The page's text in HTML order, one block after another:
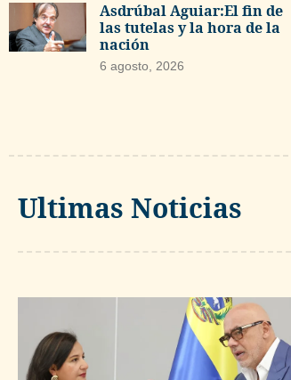
Asdrúbal Aguiar:El fin de
las tutelas y la hora de la
nación
6 agosto, 2026
Ultimas Noticias